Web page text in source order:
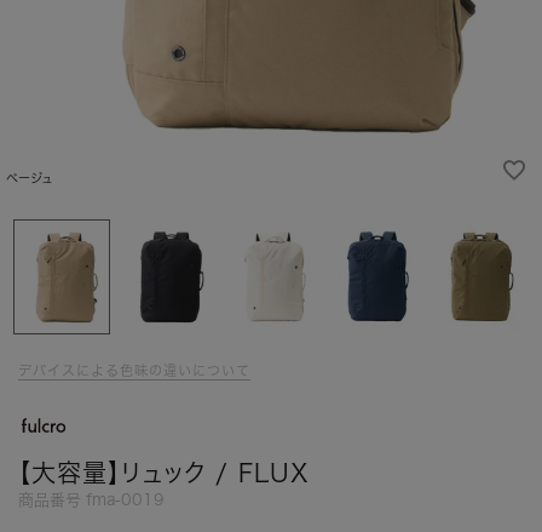
ベージュ
デバイスによる色味の違いについて
【大容量】リュック / FLUX
商品番号 fma-0019